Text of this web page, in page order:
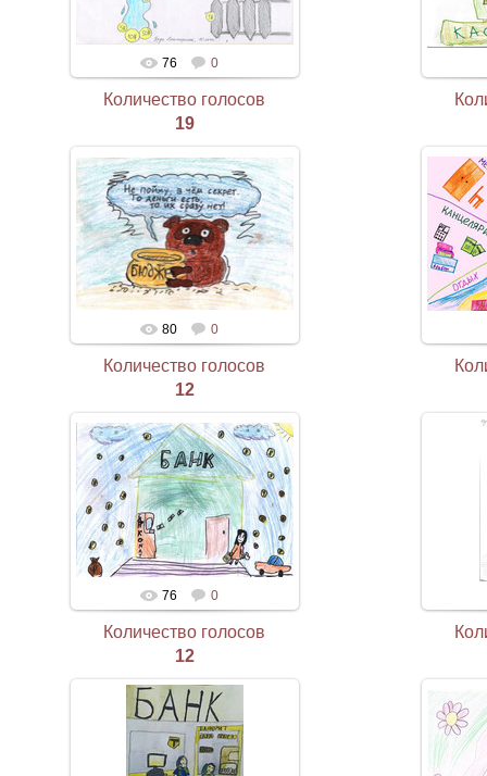
76 0
Количество голосов
19
80 0
Количество голосов
12
76 0
Количество голосов
12